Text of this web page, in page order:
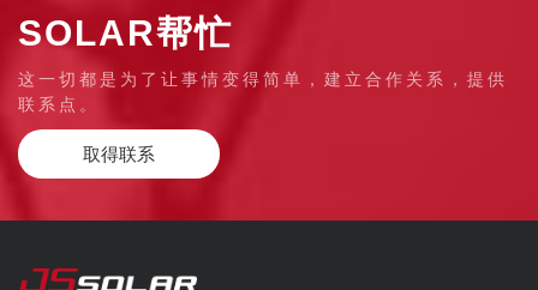
SOLAR帮忙
这一切都是为了让事情变得简单，建立合作关系，提供
联系点。
取得联系